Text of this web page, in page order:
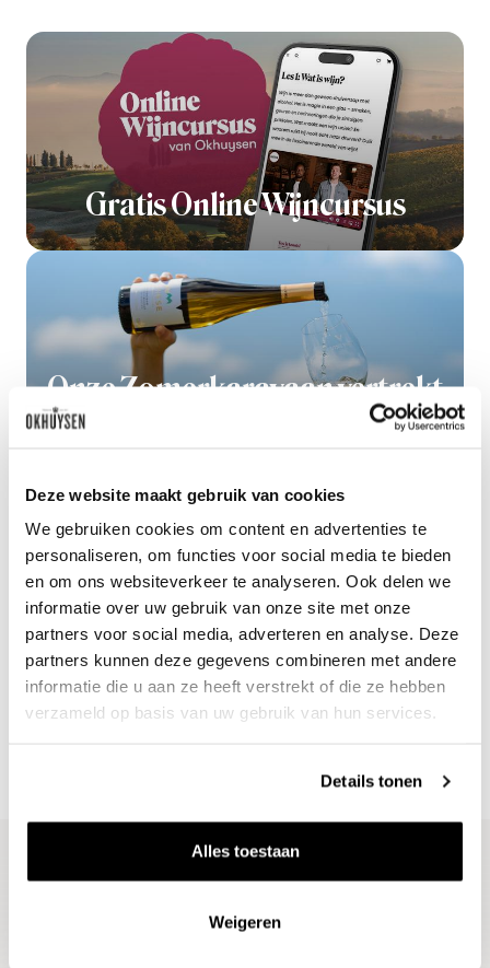
Deze website maakt gebruik van cookies
We gebruiken cookies om content en advertenties te
personaliseren, om functies voor social media te bieden
en om ons websiteverkeer te analyseren. Ook delen we
informatie over uw gebruik van onze site met onze
partners voor social media, adverteren en analyse. Deze
partners kunnen deze gegevens combineren met andere
informatie die u aan ze heeft verstrekt of die ze hebben
verzameld op basis van uw gebruik van hun services.
Details tonen
Alles toestaan
Weigeren
Gratis Online Wijncursus
Onze Zomerkaravaan vertrekt
vol zomerse wijnaanbiedingen
Blijf op de hoogte
Ontvang het laatste wijnnieuws, proeverijen en